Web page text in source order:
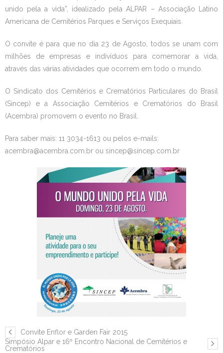
unido pela a vida”, idealizado pela ALPAR – Associação Latino
Americana de Cemitérios Parques e Serviços Exequiais.
O convite é para que no dia 23 de Agosto, todos se unam com
milhões de empresas e indivíduos para comemorar a vida,
através das várias atividades que ocorrem em todo o mundo.
O Sindicato dos Cemitérios e Crematórios Particulares do Brasil
(Sincep) e a Associação Cemitérios e Crematórios do Brasil
(Acembra) promovem o evento no Brasil.
Para saber mais: 11 3034-1613 ou pelos e-mails:
acembra@acembra.com.br ou sincep@sincep.com.br
Convite Enflor e Garden Fair 2015
Simpósio Alpar e 16º Encontro Nacional de Cemitérios e
Crematórios